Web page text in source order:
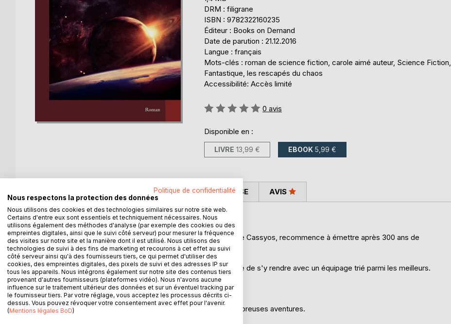
DRM : filigrane
ISBN : 9782322160235
Éditeur : Books on Demand
Date de parution : 21.12.2016
Langue : français
Mots-clés : roman de science fiction, carole aimé auteur, Science Fiction,
Fantastique, les rescapés du chaos
Accessibilité: Accès limité
Évaluation:
0 avis
Disponible en :
LIVRE 13,99 € EBOOK 5,99 €
An 3212...
Loin, très loin de la Terre, une sonde, laissée sur la planète Cassyos, recommence à émettre après 300 ans de
silence et envoie des rapports étranges.
Antony Marx, nouveau Capitaine du SNOOPER, est chargé de s'y rendre avec un équipage trié parmi les meilleurs.
Leur mission : découvrir si Cassyos est habitée.
Un long voyage commence alors. Il est le théâtre de nombreuses aventures.
AUTEUR(S) CRITIQUES PRESSE AVIS
Politique de confidentialité
Nous respectons la protection des données
Nous utilisons des cookies et des technologies similaires sur notre site web.
Certains d'entre eux sont essentiels et techniquement nécessaires. Nous
utilisons également des méthodes d'analyse (par exemple des cookies ou des
empreintes digitales, ainsi que le suivi côté serveur) pour mesurer la fréquence
des visites sur notre site et la manière dont il est utilisé. Nous utilisons des
technologies de suivi à des fins de marketing et recourons à cet effet au suivi
côté serveur ainsi qu'à des fournisseurs tiers, ce qui permet d'utiliser des
cookies, des empreintes digitales, des pixels de suivi et des adresses IP sur
tous les appareils. Nous intégrons également sur notre site des contenus tiers
provenant d'autres fournisseurs (plateformes vidéo). Nous n'avons aucune
influence sur le traitement ultérieur des données et sur un éventuel tracking par
le fournisseur tiers. Par votre réglage, vous acceptez les processus décrits ci-
dessus. Vous pouvez révoquer votre consentement avec effet pour l'avenir.
(Mentions légales BoD)